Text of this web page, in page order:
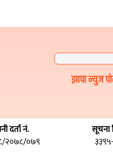
झापा न्युज
दर्ता नं.
२०७८/०७९
सूचना